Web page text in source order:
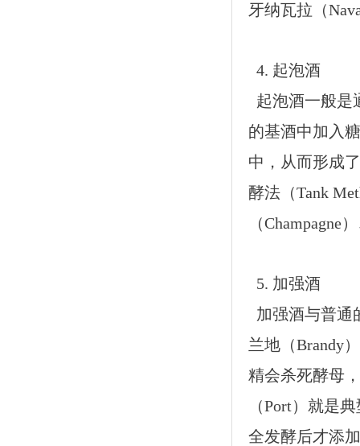
牙纳瓦拉（
4. 起泡酒
起泡酒一般是
的基酒中加入糖
中，从而形成
酵法（Tank
（Champagne
5. 加强酒
加强酒与普通
兰地（Brandy）
精会杀死酵母
（Port）就是
全发酵后才添加